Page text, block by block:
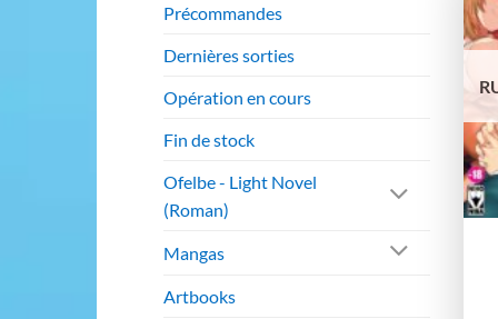
Précommandes
Dernières sorties
Opération en cours
Fin de stock
Ofelbe - Light Novel
(Roman)
Mangas
Artbooks